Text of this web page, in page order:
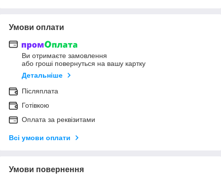
Умови оплати
Ви отримаєте замовлення
або гроші повернуться на вашу картку
Детальніше
Післяплата
Готівкою
Оплата за реквізитами
Всі умови оплати
Умови повернення